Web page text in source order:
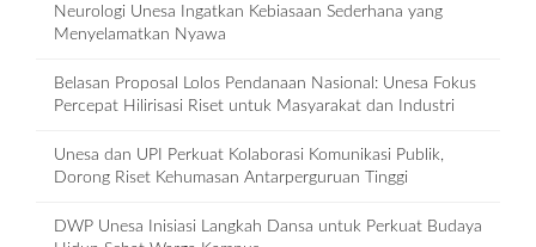
Neurologi Unesa Ingatkan Kebiasaan Sederhana yang
Menyelamatkan Nyawa
Belasan Proposal Lolos Pendanaan Nasional: Unesa Fokus
Percepat Hilirisasi Riset untuk Masyarakat dan Industri
Unesa dan UPI Perkuat Kolaborasi Komunikasi Publik,
Dorong Riset Kehumasan Antarperguruan Tinggi
DWP Unesa Inisiasi Langkah Dansa untuk Perkuat Budaya